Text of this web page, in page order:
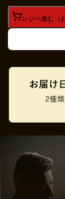
レジへ進む（